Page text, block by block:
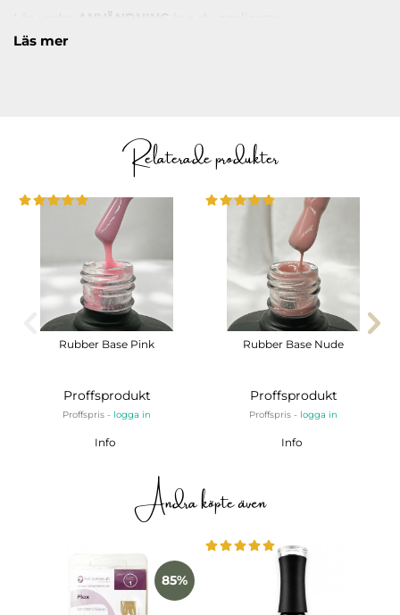
ANVÄNDNING
Läs mer
Relaterade produkter
Rubber Base Pink
Proffsprodukt
Proffspris - logga in
Info
Rubber Base Nude
Proffsprodukt
Proffspris - logga in
Info
Andra köpte även
85%